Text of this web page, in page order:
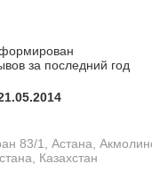
за последний год
83/1, Астана,
Казахстан